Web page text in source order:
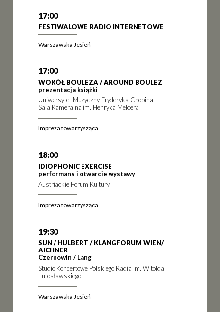
17:00
FESTIWALOWE RADIO INTERNETOWE
Warszawska Jesień
17:00
WOKÓŁ BOULEZA / AROUND BOULEZ
prezentacja książki
Uniwersytet Muzyczny Fryderyka Chopina
Sala Kameralna im. Henryka Melcera
Impreza towarzysząca
18:00
IDIOPHONIC EXERCISE
performans i otwarcie wystawy
Austriackie Forum Kultury
Impreza towarzysząca
19:30
SUN / HULBERT / KLANGFORUM WIEN/
AICHNER
Czernowin / Lang
Studio Koncertowe Polskiego Radia im. Witolda
Lutosławskiego
Warszawska Jesień